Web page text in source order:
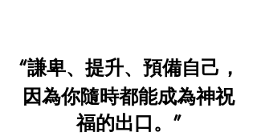
“謙卑、提升、預備自己，
因為你隨時都能成為神祝
福的出口。”